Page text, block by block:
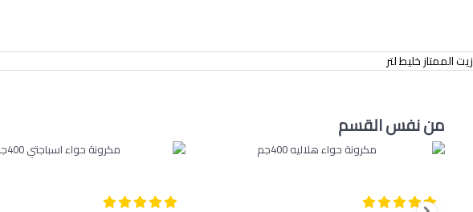
زيت الممتاز خليط لتر
من نفس القسم